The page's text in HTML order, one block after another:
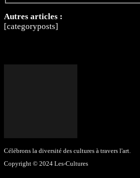
Autres articles :
[categoryposts]
Célébrons la diversité des cultures à travers l'art.
Copyright © 2024 Les-Cultures